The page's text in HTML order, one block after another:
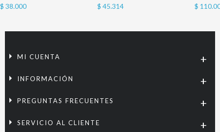
$ 38.000 $ 45.314 $
MI CUENTA
INFORMACIÓN
PREGUNTAS FRECUENTES
SERVICIO AL CLIENTE